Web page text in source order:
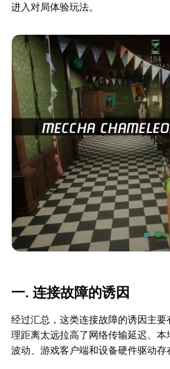
进入对局体验玩法。
一. 连接故障的诱因
经过汇总，这类连接故障的诱因主
理距离太远拉高了网络传输延迟、
波动、游戏客户端和设备硬件驱动存